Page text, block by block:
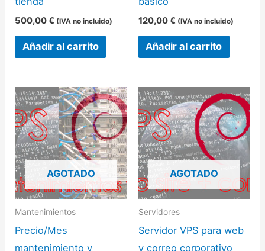
500,00€ (IVA no incluido)
Añadir al carrito
120,00€ (IVA no incluido)
Añadir al carrito
AGOTADO
Mantenimientos
Precio/Mes
mantenimiento y
AGOTADO
Servidores
Servidor VPS para web
y correo corporativo